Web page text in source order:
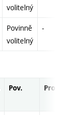
volitelný
Povinně
volitelný
-
Pov. Prof.